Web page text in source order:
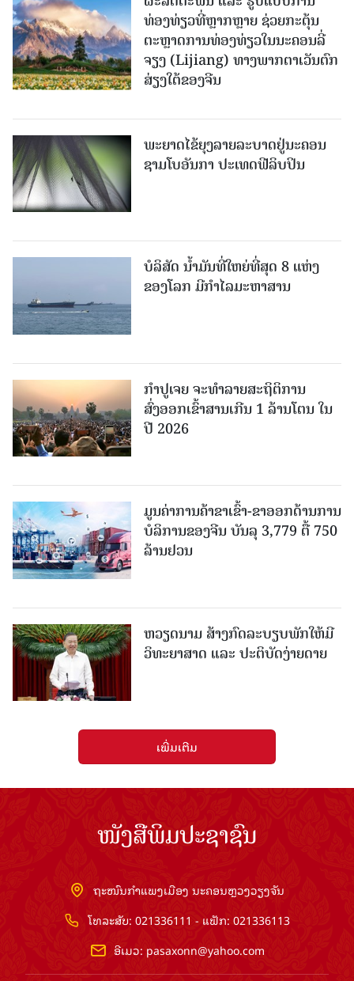
ທ່ອງທ່ຽວທີ່ຫຼາກຫຼາຍ ຊ່ວຍກະຕຸ້ນ
ຕະຫຼາດການທ່ອງທ່ຽວໃນນະຄອນລີ່
ຈຽງ (Lijiang) ທາງພາກຕາເວັນຕົກ
ສ່ຽງໃຕ້ຂອງຈີນ
ພະຍາດໄຂ້ຍຸງລາຍລະບາດຢູ່ນະຄອນ
ຊາມໂບ​ອັນກາ ປະເທດຟີລິບປິນ
ບໍລິສັດ ນ້ຳມັນທີ່ໃຫຍ່ທີ່ສຸດ 8 ແຫ່ງ
ຂອງໂລກ ມີກຳໄລມະຫາສານ
ກຳປູເຈຍ ຈະທຳລາຍສະຖິຕິການ
ສົ່ງອອກເຂົ້າສານເກີນ 1 ລ້ານໂຕນ ໃນ
ປີ 2026
ມູນຄ່າການຄ້າຂາເຂົ້າ-ຂາອອກດ້ານການ
ບໍລິການຂອງຈີນ ບັນລຸ 3,779 ຕື້ 750
ລ້ານຢວນ
ຫວຽດນາມ ສ້າງກົດລະບຽບພັກໃຫ້ມີ
ວິທະຍາສາດ ແລະ ປະຕິບັດງ່າຍດາຍ
ເພີ່ມເຕີມ
ໜັງສືພິມປະຊາຊົນ
ຖະໜົນກຳແພງເມືອງ ນະຄອນຫຼວງວຽງຈັນ
ໂທລະສັບ: 021336111 - ແຟັກ: 021336113
ອີເມວ: pasaxonn@yahoo.com